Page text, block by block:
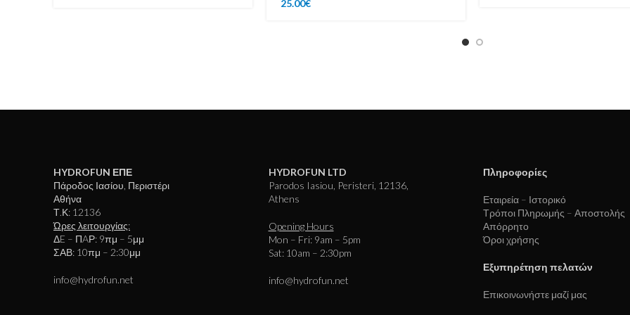
25.00€
HYDROFUN ΕΠΕ
Πάροδος Ιασίου, Περιστέρι
Αθήνα
Τ.Κ: 12136
Ώρες λειτουργίας:
ΔE – ΠAΡ: 9πμ – 5μμ
ΣΑΒ: 10πμ – 2:30μμ
info@hydrofun.net
HYDROFUN LTD
Parodos Iasiou, Peristeri, 12136,
Athens
Opening Hours
Mon – Fri: 9am – 5pm
Sat: 10am – 2:30pm
info@hydrofun.net
Πληροφορίες
Εταιρεία – Ιστορικό
Τρόποι Πληρωμής – Αποστολής
Απόρρητο
Όροι χρήσης
Εξυπηρέτηση πελατών
Επικοινωνήστε μαζί μας